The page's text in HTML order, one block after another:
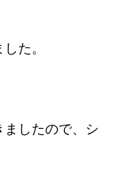
た。
ましたので、シ